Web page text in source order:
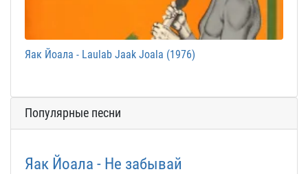
Яак Йоала - Laulab Jaak Joala (1976)
Популярные песни
Яак Йоала - Не забывай